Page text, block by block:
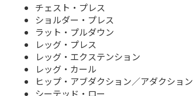
チェスト・プレス
ショルダー・プレス
ラット・プルダウン
レッグ・プレス
レッグ・エクステンション
レッグ・カール
ヒップ・アブダクション／アダクション
シーテッド・ロー